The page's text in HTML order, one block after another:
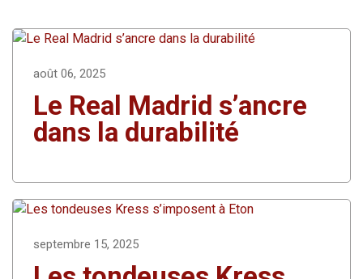
août 06, 2025
Le Real Madrid s’ancre
dans la durabilité
septembre 15, 2025